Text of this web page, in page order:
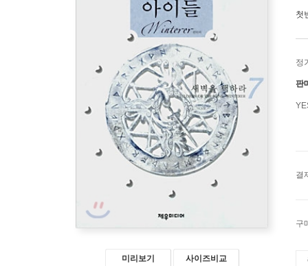
미리보기 사이즈비교
첫
정
판
결
구